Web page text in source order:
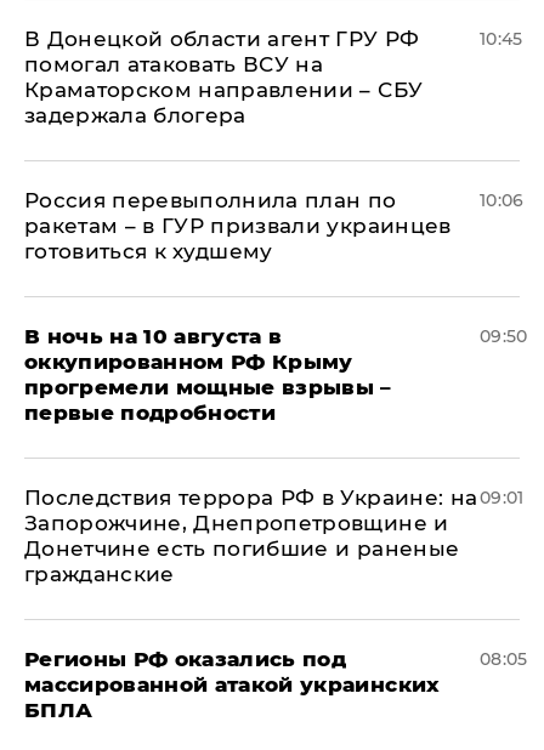
В Донецкой области агент ГРУ РФ
помогал атаковать ВСУ на
Краматорском направлении – СБУ
задержала блогера
10:45
Россия перевыполнила план по
ракетам – в ГУР призвали украинцев
готовиться к худшему
10:06
В ночь на 10 августа в
оккупированном РФ Крыму
прогремели мощные взрывы –
первые подробности
09:50
Последствия террора РФ в Украине: на
Запорожчине, Днепропетровщине и
Донетчине есть погибшие и раненые
гражданские
09:01
Регионы РФ оказались под
массированной атакой украинских
БПЛА
08:05